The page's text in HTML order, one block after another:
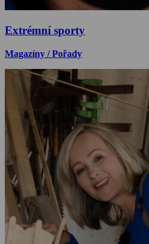
Extrémní sporty
Magazíny / Pořady